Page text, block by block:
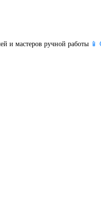
и мастеров ручной работы 📱